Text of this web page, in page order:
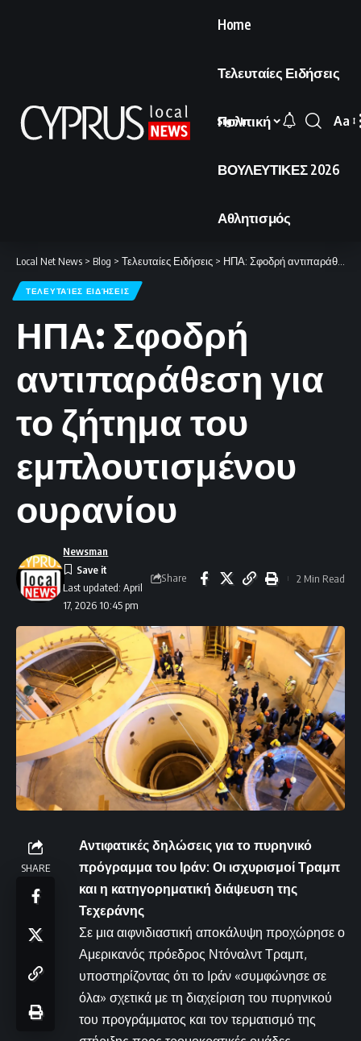
Home
Τελευταίες Ειδήσεις
Πολιτική
ΒΟΥΛΕΥΤΙΚΕΣ 2026
Αθλητισμός
Sign In
Font
Aa
Local Net News > Blog > Τελευταίες Ειδήσεις > ΗΠΑ: Σφοδρή αντιπαράθεση για το ζήτημα του εμπλουτισμένου ουρανίου
ΤΕΛΕΥΤΑΊΕΣ ΕΙΔΉΣΕΙΣ
ΗΠΑ: Σφοδρή
αντιπαράθεση για
το ζήτημα του
εμπλουτισμένου
ουρανίου
Last updated: April
17, 2026 10:45 pm
Newsman
Share 2 Min Read
SHARE
Αντιφατικές δηλώσεις για το πυρηνικό
πρόγραμμα του Ιράν: Οι ισχυρισμοί Τραμπ
και η κατηγορηματική διάψευση της
Τεχεράνης
Σε μια αιφνιδιαστική αποκάλυψη προχώρησε ο
Αμερικανός πρόεδρος Ντόναλντ Τραμπ,
υποστηρίζοντας ότι το Ιράν «συμφώνησε σε
όλα» σχετικά με τη διαχείριση του πυρηνικού
του προγράμματος και τον τερματισμό της